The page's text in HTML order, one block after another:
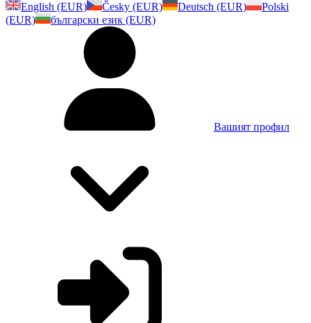
English (EUR)
Česky (EUR) Deutsch (EUR)
Polski
(EUR)
български език (EUR)
Вашият профил